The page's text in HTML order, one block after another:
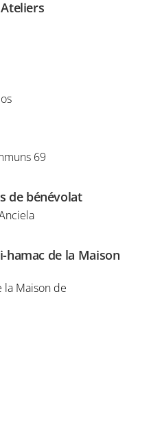
69
de bénévolat
hamac de la Maison
la Maison de